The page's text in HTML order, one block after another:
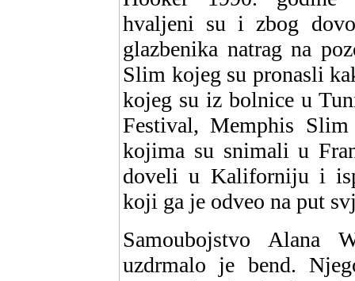
hvaljeni su i zbog
glazbenika natrag na
Slim kojeg su pronasli
kojeg su iz bolnice u
Festival, Memphis
kojima su snimali u
doveli u Kaliforniju i
koji ga je odveo na put
Samoubojstvo Alana
uzdrmalo je bend.